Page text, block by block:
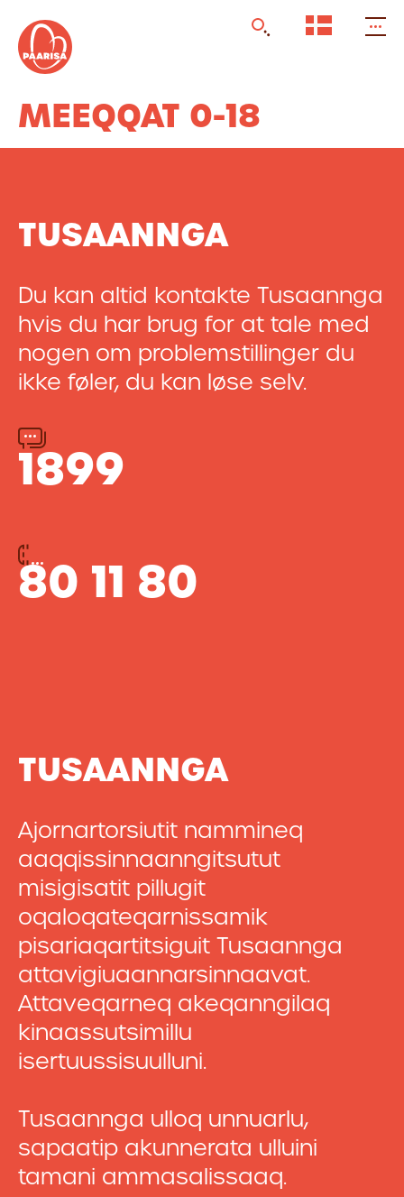
forsiden
MEEQQAT 0-18
TUSAANNGA
Du kan altid kontakte Tusaannga
hvis du har brug for at tale med
nogen om problemstillinger du
ikke føler, du kan løse selv.
1899
80 11 80
TUSAANNGA
Ajornartorsiutit nammineq
aaqqissinnaanngitsutut
misigisatit pillugit
oqaloqateqarnissamik
pisariaqartitsiguit Tusaannga
attavigiuaannarsinnaavat.
Attaveqarneq akeqanngilaq
kinaassutsimillu
isertuussisuulluni.
Tusaannga ulloq unnuarlu,
sapaatip akunnerata ulluini
tamani ammasalissaaq.